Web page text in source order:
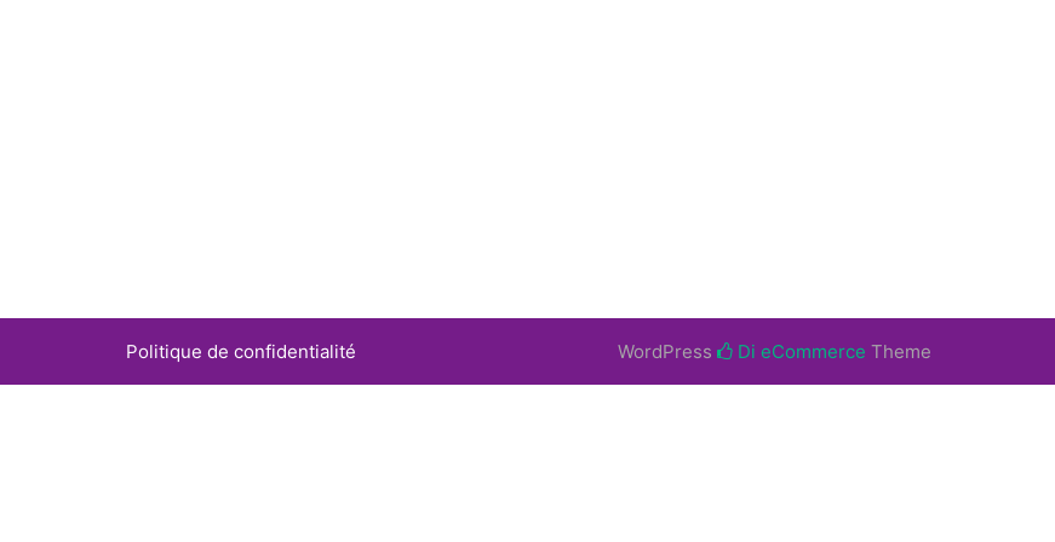
Politique de confidentialité WordPress Di eCommerce Theme